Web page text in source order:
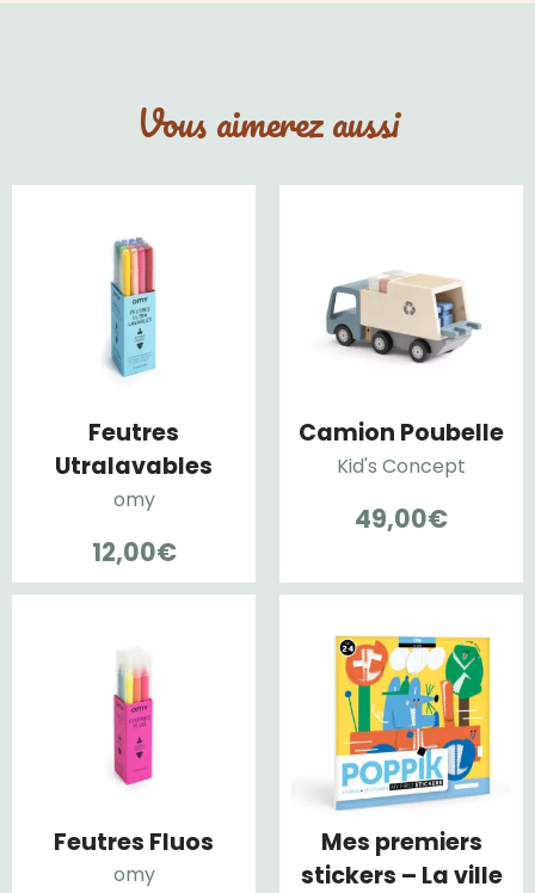
Vous aimerez aussi
Feutres
Utralavables
omy
12,00€
Camion Poubelle
Kid's Concept
49,00€
Feutres Fluos
omy
Mes premiers
stickers – La ville